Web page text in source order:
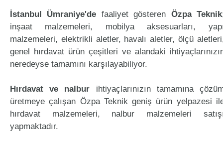
İstanbul Ümraniye'de faaliyet gösteren Özpa Teknik
inşaat malzemeleri, mobilya aksesuarları,
malzemeleri, elektrikli aletler, havalı aletler, ölçü
genel hırdavat ürün çeşitleri ve alandaki
neredeyse tamamını karşılayabiliyor.
Hırdavat ve nalbur ihtiyaçlarınızın tamamına
üretmeye çalışan Özpa Teknik geniş ürün yelpazesi
hırdavat malzemeleri, nalbur malzemeleri
yapmaktadır.